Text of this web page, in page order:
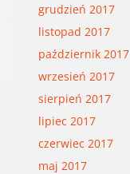
grudzień 2017
listopad 2017
październik 2017
wrzesień 2017
sierpień 2017
lipiec 2017
czerwiec 2017
maj 2017